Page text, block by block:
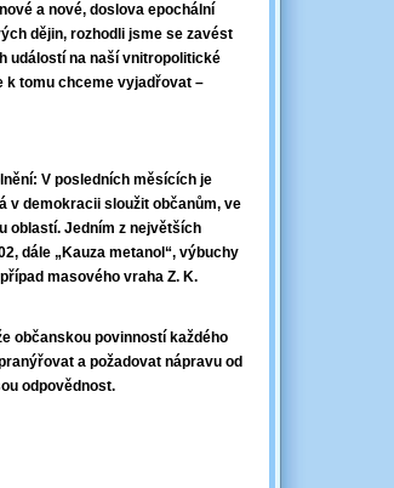
a nové, doslova epochální
dějin, rozhodli jsme se zavést
událostí na naší vnitropolitické
k tomu chceme vyjadřovat –
V posledních měsících je
v demokracii sloužit občanům, ve
oblastí. Jedním z největších
dále „Kauza metanol“, výbuchy
masového vraha Z. K.
občanskou povinností každého
a požadovat nápravu od
odpovědnost.